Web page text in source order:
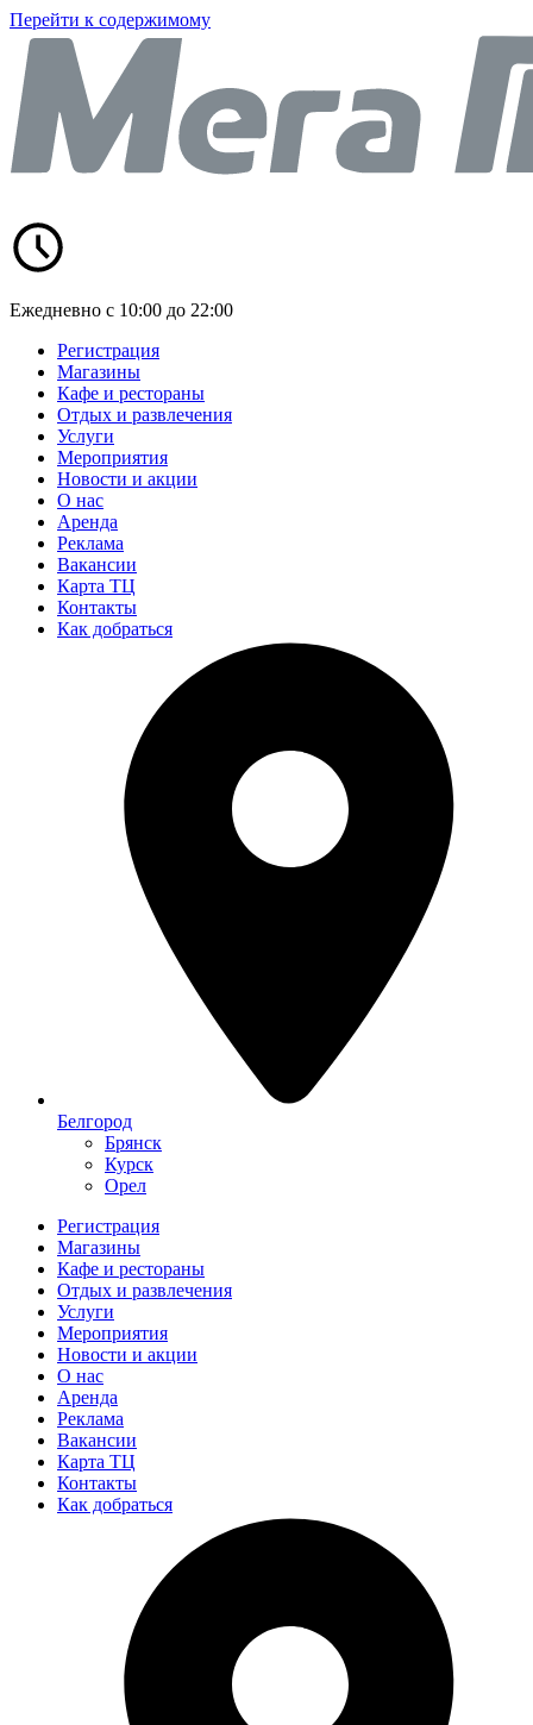
Перейти к содержимому
Ежедневно с 10:00 до 22:00
Регистрация
Магазины
Кафе и рестораны
Отдых и развлечения
Услуги
Мероприятия
Новости и акции
О нас
Аренда
Реклама
Вакансии
Карта ТЦ
Контакты
Как добраться
Белгород
Брянск
Курск
Орел
Регистрация
Магазины
Кафе и рестораны
Отдых и развлечения
Услуги
Мероприятия
Новости и акции
О нас
Аренда
Реклама
Вакансии
Карта ТЦ
Контакты
Как добраться